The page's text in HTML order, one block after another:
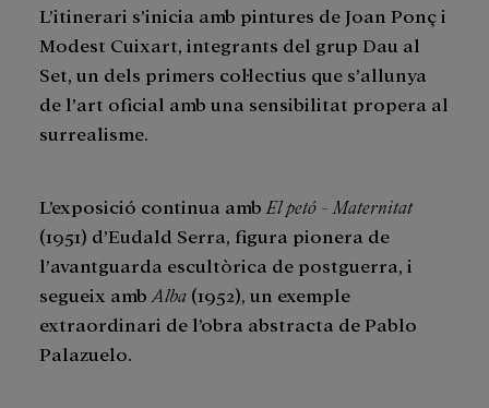
L’itinerari s’inicia amb pintures de Joan Ponç i
Modest Cuixart, integrants del grup Dau al
Set, un dels primers col·lectius que s’allunya
de l’art oficial amb una sensibilitat propera al
surrealisme.
L’exposició continua amb El petó - Maternitat
(1951) d’Eudald Serra, figura pionera de
l’avantguarda escultòrica de postguerra, i
segueix amb Alba (1952), un exemple
extraordinari de l’obra abstracta de Pablo
Palazuelo.